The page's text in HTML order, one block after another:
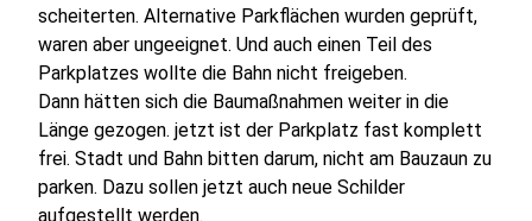
scheiterten. Alternative Parkflächen wurden geprüft,
waren aber ungeeignet. Und auch einen Teil des
Parkplatzes wollte die Bahn nicht freigeben.
Dann hätten sich die Baumaßnahmen weiter in die
Länge gezogen. jetzt ist der Parkplatz fast komplett
frei. Stadt und Bahn bitten darum, nicht am Bauzaun zu
parken. Dazu sollen jetzt auch neue Schilder
aufgestellt werden.